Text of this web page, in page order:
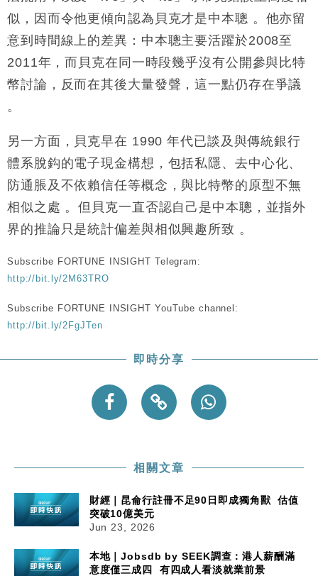
似，因而令他更傾向認為貝克才是中本聰 。他亦留
意到時間線上的差異：中本聰主要活躍於2008至
2011年，而貝克在同一時段幾乎沒有公開參與比特
幣討論，反而在其後大量發聲，這一點仍存在爭議
。
另一方面，貝克早在 1990 年代已談及與傳統銀行
體系脫鈎的電子現金構想，包括私隱、去中心化、
防通脹及不依賴信任等概念，與比特幣的原型不無
相似之處 。但貝克一直否認自己是中本聰，並指外
界的推論只是統計偏差與相似興趣所致 。
Subscribe FORTUNE INSIGHT Telegram:
http://bit.ly/2M63TRO
Subscribe FORTUNE INSIGHT YouTube channel:
http://bit.ly/2FgJTen
即時分享
相關文章
財經｜昆侖行註冊不足90日即成獨角獸 估值
突破10億美元
Jun 23, 2026
本地｜Jobsdb by SEEK調查：港人薪酬滿
意度僅三成四 有四成人看淡就業前景